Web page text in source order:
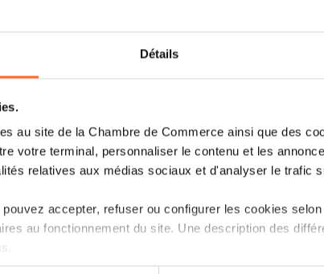
Détails
au site de la Chambre de Commerce ainsi que des
votre terminal, personnaliser le contenu et les
relatives aux médias sociaux et d'analyser le trafic
accepter, refuser ou configurer les cookies
au fonctionnement du site. Une description des
Mit einer großen
der Mission ist es, die ohnehin
weiter auszubauen – insbesondere
Gesundheit.
Ein „intensives Programm“ – so